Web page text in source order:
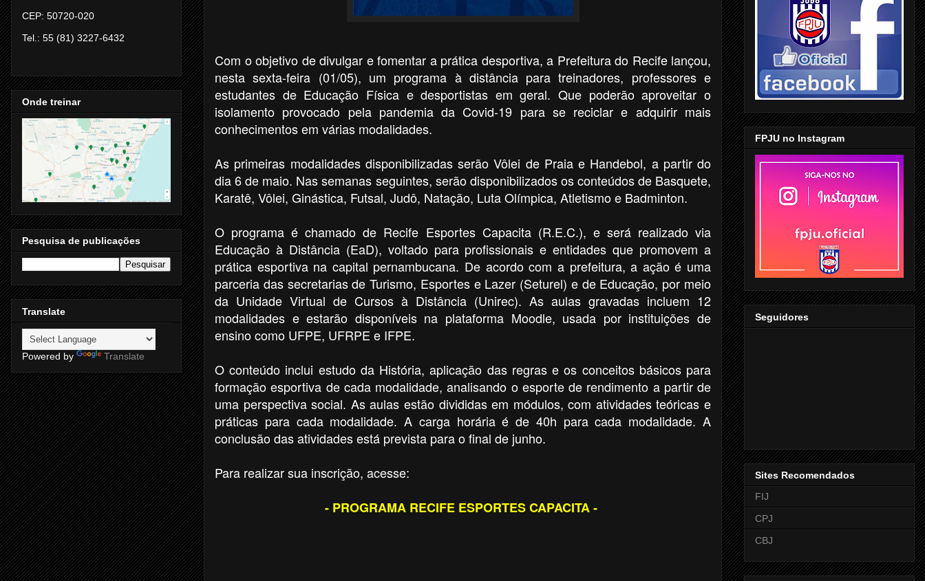
Com o objetivo de divulgar e fomentar a prática desportiva, a Prefeitura do Recife lançou,
nesta sexta-feira (01/05), um programa à distância para treinadores, professores e
estudantes de Educação Física e desportistas em geral. Que poderão aproveitar o
isolamento provocado pela pandemia da Covid-19 para se reciclar e adquirir mais
conhecimentos em várias modalidades.
As primeiras modalidades disponibilizadas serão Vôlei de Praia e Handebol, a partir do
dia 6 de maio. Nas semanas seguintes, serão disponibilizados os conteúdos de Basquete,
Karatê, Vôlei, Ginástica, Futsal, Judô, Natação, Luta Olímpica, Atletismo e Badminton.
O programa é chamado de Recife Esportes Capacita (R.E.C.), e será realizado via
Educação à Distância (EaD), voltado para profissionais e entidades que promovem a
prática esportiva na capital pernambucana. De acordo com a prefeitura, a ação é uma
parceria das secretarias de Turismo, Esportes e Lazer (Seturel) e de Educação, por meio
da Unidade Virtual de Cursos à Distância (Unirec). As aulas gravadas incluem 12
modalidades e estarão disponíveis na plataforma Moodle, usada por instituições de
ensino como UFPE, UFRPE e IFPE.
O conteúdo inclui estudo da História, aplicação das regras e os conceitos básicos para
formação esportiva de cada modalidade, analisando o esporte de rendimento a partir de
uma perspectiva social. As aulas estão divididas em módulos, com atividades teóricas e
práticas para cada modalidade. A carga horária é de 40h para cada modalidade. A
conclusão das atividades está prevista para o final de junho.
Para realizar sua inscrição, acesse:
- PROGRAMA RECIFE ESPORTES CAPACITA -
CEP: 50720-020
Tel.: 55 (81) 3227-6432
Onde treinar
Pesquisa de publicações
Translate
Powered by Translate
FPJU no Instagram
Seguidores
Sites Recomendados
FIJ
CPJ
CBJ